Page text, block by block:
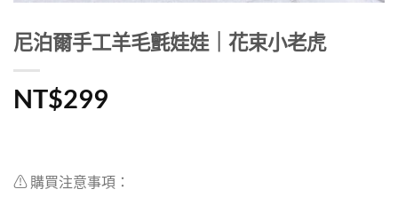
尼泊爾手工羊毛氈娃娃｜花束小老虎
NT$299
⚠ 購買注意事項：